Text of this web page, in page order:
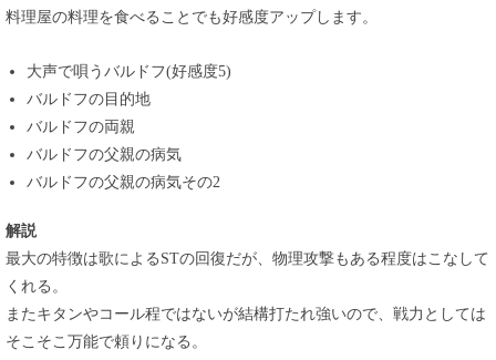
料理屋の料理を食べることでも好感度アップします。
大声で唄うバルドフ(好感度5)
バルドフの目的地
バルドフの両親
バルドフの父親の病気
バルドフの父親の病気その2
解説
最大の特徴は歌によるSTの回復だが、物理攻撃もある程度はこなして
くれる。
またキタンやコール程ではないが結構打たれ強いので、戦力としては
そこそこ万能で頼りになる。